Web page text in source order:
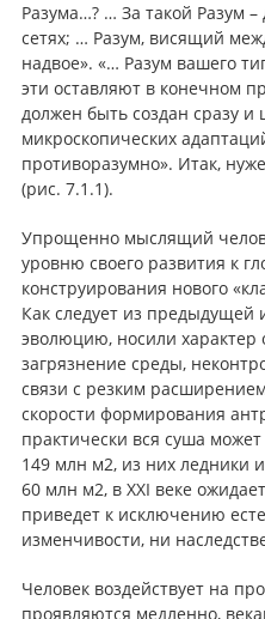
Разума…? … За такой Разум
сетях; … Разум, висящий
надвое». «… Разум вашего
эти оставляют в конечном
должен быть создан сразу
микроскопических
противоразумно». Итак,
(рис. 7.1.1).
Упрощенно мыслящий
уровню своего развития к
конструирования нового
Как следует из предыдущей
эволюцию, носили характер
загрязнение среды,
связи с резким
скорости формирования
практически вся суша
149 млн м2, из них ледники
60 млн м2, в XXI веке
приведет к исключению
изменчивости, ни
Человек воздействует на
проявляются медленно,